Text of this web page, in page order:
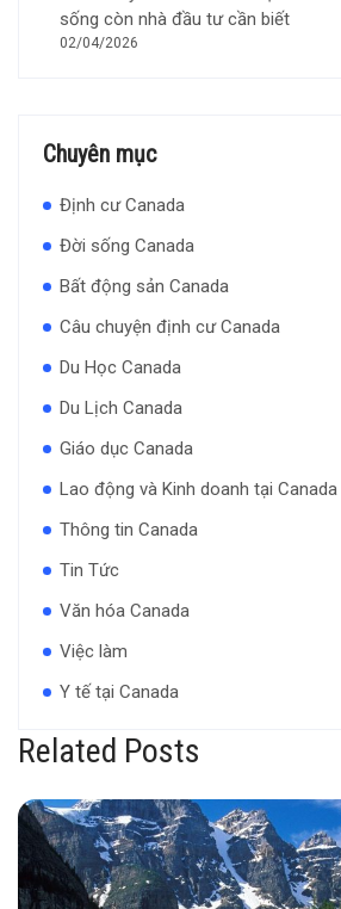
sống còn nhà đầu tư cần biết
02/04/2026
Chuyên mục
Định cư Canada
Đời sống Canada
Bất động sản Canada
Câu chuyện định cư Canada
Du Học Canada
Du Lịch Canada
Giáo dục Canada
Lao động và Kinh doanh tại Canada
Thông tin Canada
Tin Tức
Văn hóa Canada
Việc làm
Y tế tại Canada
Related Posts